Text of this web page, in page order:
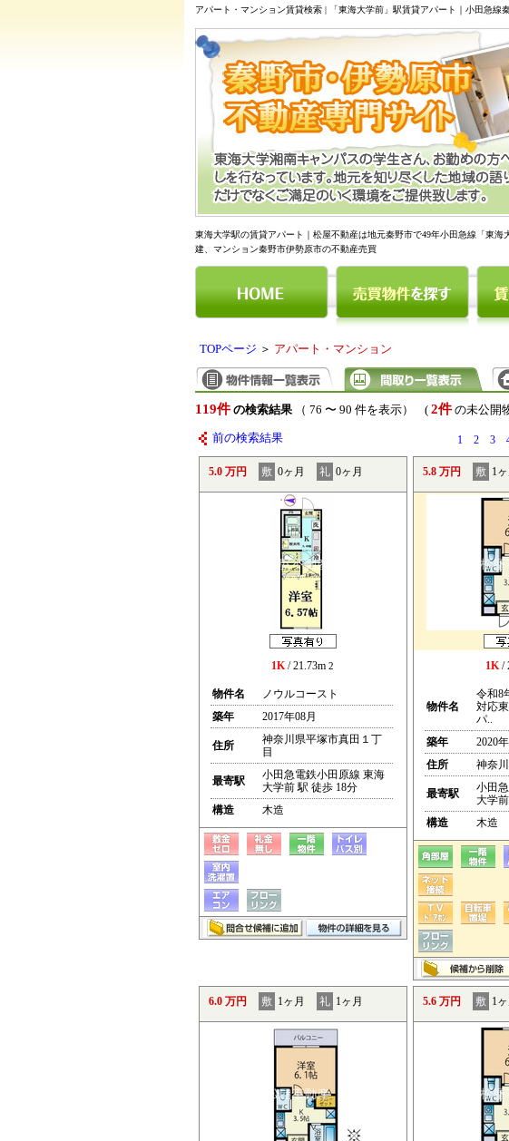
アパート・マンション賃貸検索 | 「東海大学前」駅賃貸アパート｜小田急線
東海大学駅の賃貸アパート｜松屋不動産は地元秦野市で49年小田急線「東
建、マンション秦野市伊勢原市の不動産売買
TOPページ ＞ アパート・マンション
119件 の検索結果（ 76 〜 90 件を表示） ( 2件の未公開
前の検索結果 1 2 3
5.0 万円 敷 0ヶ月 礼 0ヶ月
1K/ 21.73m 2
物件名
ノウルコースト
築年
2017年08月
住所
神奈川県平塚市真田１丁
目
最寄駅
小田急電鉄小田原線 東海
大学前 駅 徒歩 18分
構造
木造
5.8 万円 敷 1ヶ
1K/
物件名
令和8
対応
パ..
築年
2020
住所
神奈
最寄駅
小田
大学
構造
木造
6.0 万円 敷 1ヶ月 礼 1ヶ月 5.6 万円 敷 1ヶ